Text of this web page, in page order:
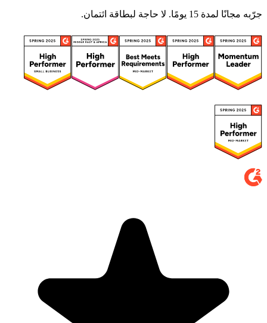
جرّبه مجانًا لمدة 15 يومًا. لا حاجة لبطاقة ائتمان.